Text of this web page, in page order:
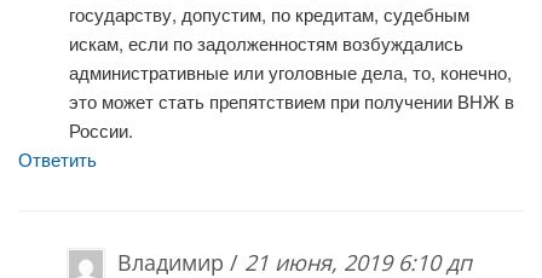
государству, допустим, по кредитам, судебным
искам, если по задолженностям возбуждались
административные или уголовные дела, то, конечно,
это может стать препятствием при получении ВНЖ в
России.
Ответить
Владимир / 21 июня, 2019 6:10 дп